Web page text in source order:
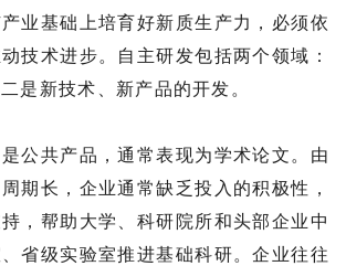
业基础上培育好新质生产力，必须依
技术进步。自主研发包括两个领域：
是新技术、新产品的开发。
公共产品，通常表现为学术论文。由
期长，企业通常缺乏投入的积极性，
，帮助大学、科研院所和头部企业中
省级实验室推进基础科研。企业往往